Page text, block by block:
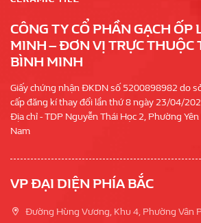
CÔNG TY CỔ PHẦN GẠCH ỐP
MINH – ĐƠN VỊ TRỰC THUỘC
BÌNH MINH
Giấy chứng nhận ĐKDN số 5200898982 do
cấp đăng kí thay đổi lần thứ 8 ngày 23/04/
Địa chỉ - TDP Nguyễn Thái Học 2, Phường Yên
Nam
VP ĐẠI DIỆN PHÍA BẮC
Đường Hùng Vương, Khu 4, Phường Vân